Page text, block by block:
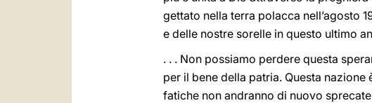
gettato nella terra polacca nell’agosto
e delle nostre sorelle in questo ultimo
. . . Non possiamo perdere questa
per il bene della patria. Questa
fatiche non andranno di nuovo